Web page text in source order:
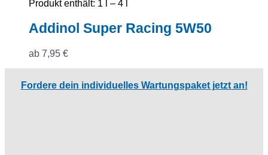
Produkt enthält: 1
– 4
Addinol Super Racing 5W50
ab 7,95 €
Fordere dein individuelles Wartungspaket jetzt an!